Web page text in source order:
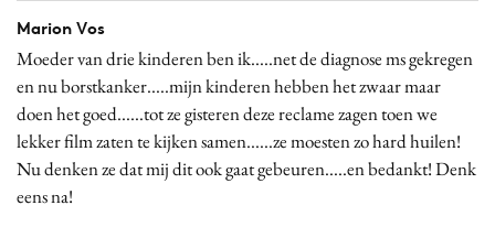
Marion Vos
Moeder van drie kinderen ben ik.....net de diagnose ms gekregen
en nu borstkanker.....mijn kinderen hebben het zwaar maar
doen het goed......tot ze gisteren deze reclame zagen toen we
lekker film zaten te kijken samen......ze moesten zo hard huilen!
Nu denken ze dat mij dit ook gaat gebeuren.....en bedankt! Denk
eens na!